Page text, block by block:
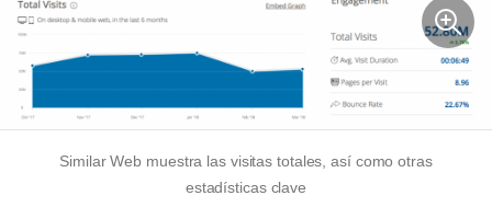
Similar Web muestra las visitas totales, así como otras
estadísticas clave